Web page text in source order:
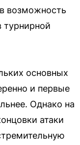
возможность
турнирной
основных
и первые
Однако на
атаки